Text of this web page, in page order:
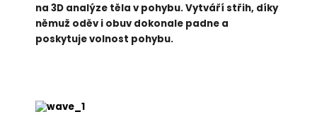
na 3D analýze těla v pohybu. Vytváří střih, díky
němuž oděv i obuv dokonale padne a
poskytuje volnost pohybu.